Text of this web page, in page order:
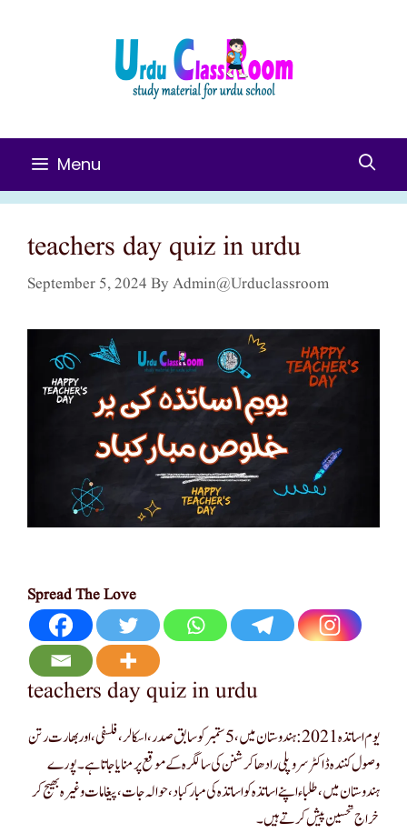
Menu
teachers day quiz in urdu
September 5, 2024 ByAdmin@urduclassroom
Spread The Love
teachers day quiz in urdu
یوم اساتذہ 2021: ہندوستان میں ، 5 ستمبر کو سابق صدر ، اسکالر ، فلسفی ، اور بھارت رتن
وصول کنندہ ڈاکٹر سروپلی رادھاکرشنن کی سالگرہ کے موقع پر منایا جاتا ہے۔ پورے
ہندوستان میں ، طلباء اپنے اساتذہ کو اساتذہ کی مبارکباد ، حوالہ جات ، پیغامات وغیرہ بھیج کر
خراج تحسین پیش کرتے ہیں۔